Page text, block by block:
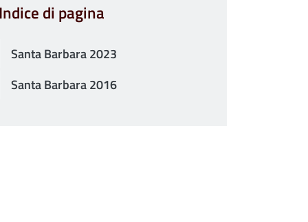
Indice di pagina
Santa Barbara 2023
Santa Barbara 2016